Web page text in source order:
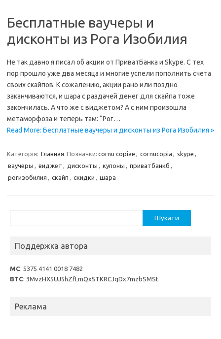
Бесплатные ваучеры и
дисконты из Рога Изобилия
Не так давно я писал об акции от ПриватБанка и Skype. С тех
пор прошло уже два месяца и многие успели пополнить счета
своих скайпов. К сожалению, акции рано или поздно
заканчиваются, и шара с раздачей денег для скайпа тоже
закончилась. А что же с виджетом? А с ним произошла
метаморфоза и теперь там: “Рог…
Read More: Бесплатные ваучеры и дисконты из Рога Изобилия »
Категорія: Главная Позначки: cornu copiae , cornucopia , skype ,
ваучеры , виджет , дисконты , купоны , приватбанкб ,
рогизобилия , скайп , скидки , шара
Поддержка автора
MC: 5375 4141 0018 7482
BTC: 3MvzHX5UJ5hZfLmQx5TKRCJqDx7mzbSMSt
Реклама